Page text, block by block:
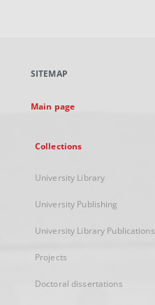
new
SITEMAP
Main page
Collections
University Library
University Publishing
University Library Publications
Projects
Doctoral dissertations